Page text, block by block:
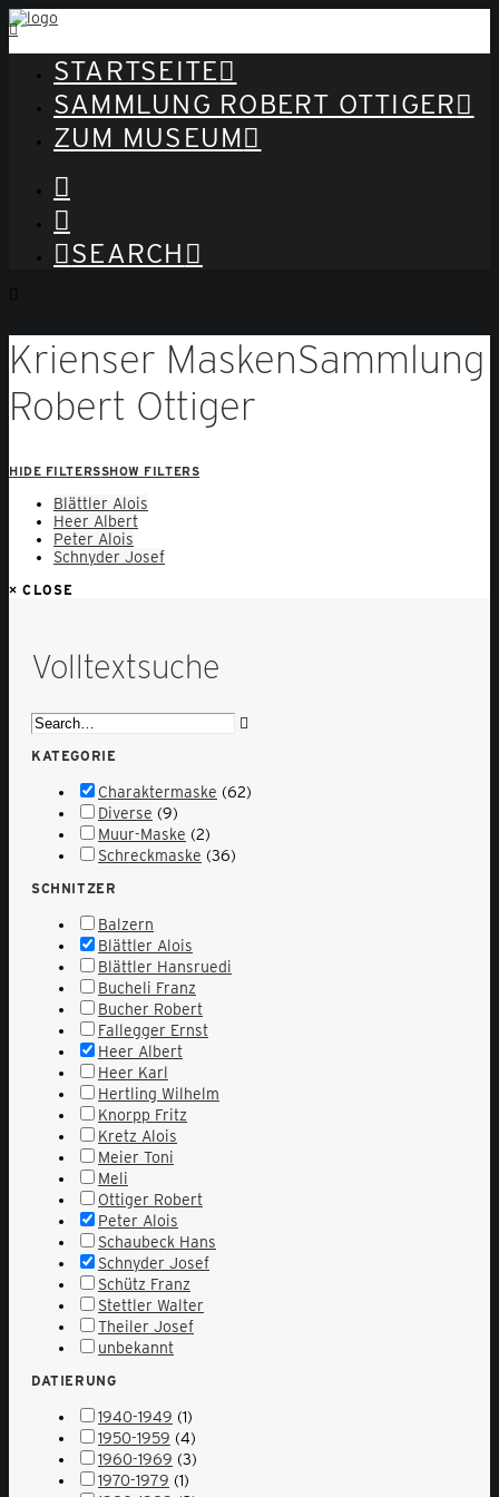
STARTSEITE
SAMMLUNG ROBERT OTTIGER
ZUM MUSEUM
SEARCH
Krienser MaskenSammlung
Robert Ottiger
HIDE FILTERSSHOW FILTERS
Blättler Alois
Heer Albert
Peter Alois
Schnyder Josef
× CLOSE
Volltextsuche
KATEGORIE
Charaktermaske (62)
Diverse (9)
Muur-Maske (2)
Schreckmaske (36)
SCHNITZER
Balzern
Blättler Alois
Blättler Hansruedi
Bucheli Franz
Bucher Robert
Fallegger Ernst
Heer Albert
Heer Karl
Hertling Wilhelm
Knorpp Fritz
Kretz Alois
Meier Toni
Meli
Ottiger Robert
Peter Alois
Schaubeck Hans
Schnyder Josef
Schütz Franz
Stettler Walter
Theiler Josef
unbekannt
DATIERUNG
1940-1949 (1)
1950-1959 (4)
1960-1969 (3)
1970-1979 (1)